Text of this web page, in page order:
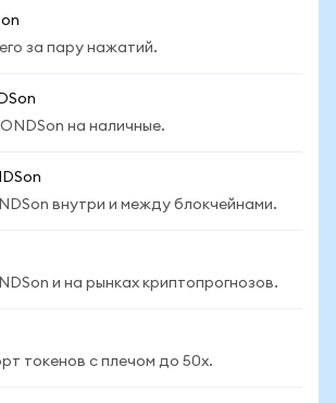
за пару нажатий.
на наличные.
внутри и между блокчейнами.
и на рынках криптопрогнозов.
токенов с плечом до 50x.